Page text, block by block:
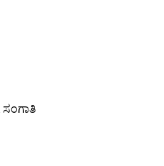
ಸಂಗಾತಿ